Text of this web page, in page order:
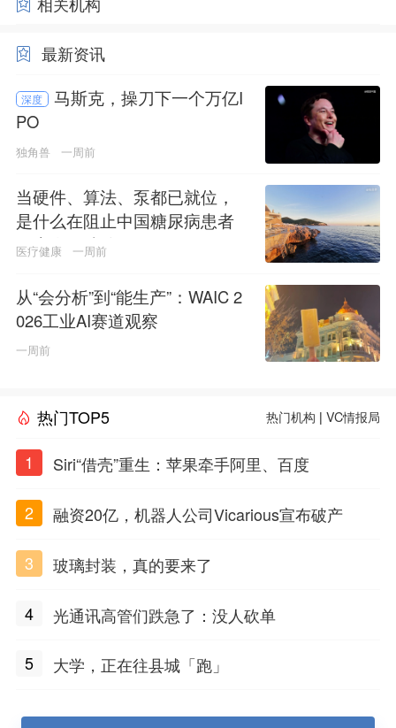
最新资讯
深度
马斯克，操刀下一个万亿I
PO
独角兽 一周前
当硬件、算法、泵都已就位，
是什么在阻止中国糖尿病患者
用上人工胰腺？
医疗健康 一周前
从“会分析”到“能生产”：WAIC 2
026工业AI赛道观察
一周前
热门TOP5 热门机构 |VC情报局
1 Siri“借壳”重生：苹果牵手阿里、百度
2 融资20亿，机器人公司Vicarious宣布破产
3 玻璃封装，真的要来了
4 光通讯高管们跌急了：没人砍单
5 大学，正在往县城「跑」